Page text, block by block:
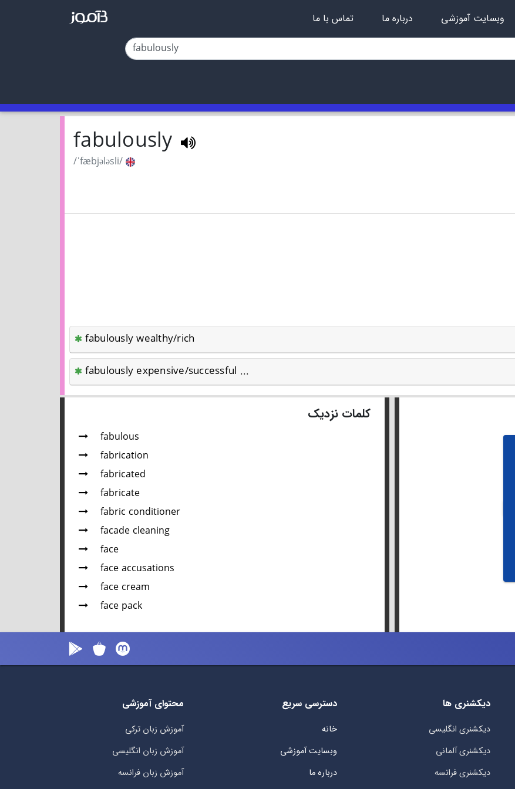
وبسایت آموزشی درباره ما تماس با ما
fabulously
/ˈfæbjələsli/
fabulously wealthy/rich
fabulously expensive/successful ...
کلمات نزدیک
fabulous
fabrication
fabricated
fabricate
fabric conditioner
facade cleaning
face
face accusations
face cream
face pack
دیکشنری ها
دیکشنری انگلیسی
دیکشنری آلمانی
دیکشنری فرانسه
دسترسی سریع
خانه
وبسایت آموزشی
درباره ما
محتوای آموزشی
آموزش زبان ترکی
آموزش زبان انگلیسی
آموزش زبان فرانسه